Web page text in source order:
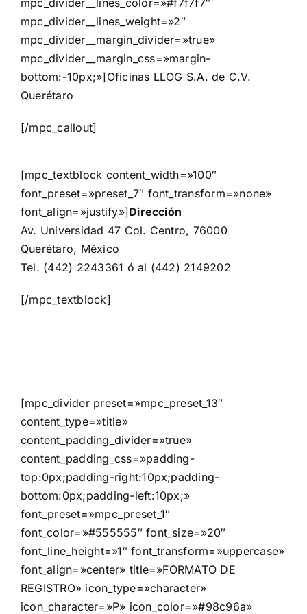
mpc_divider__lines_color=»#f7f7f7″
mpc_divider__lines_weight=»2″
mpc_divider__margin_divider=»true»
mpc_divider__margin_css=»margin-
bottom:-10px;»]Oficinas LLOG S.A. de C.V.
Querétaro
[/mpc_callout]
[mpc_textblock content_width=»100″
font_preset=»preset_7″ font_transform=»none»
font_align=»justify»]Dirección
Av. Universidad 47 Col. Centro, 76000
Querétaro, México
Tel. (442) 2243361 ó al (442) 2149202
[/mpc_textblock]
[mpc_divider preset=»mpc_preset_13″
content_type=»title»
content_padding_divider=»true»
content_padding_css=»padding-
top:0px;padding-right:10px;padding-
bottom:0px;padding-left:10px;»
font_preset=»mpc_preset_1″
font_color=»#555555″ font_size=»20″
font_line_height=»1″ font_transform=»uppercase»
font_align=»center» title=»FORMATO DE
REGISTRO» icon_type=»character»
icon_character=»P» icon_color=»#98c96a»